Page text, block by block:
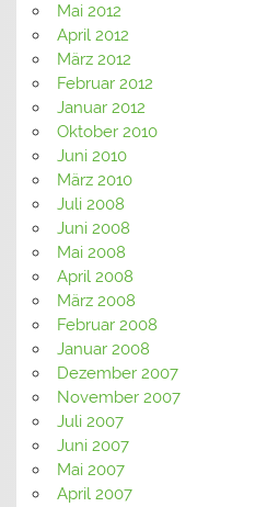
Mai 2012
April 2012
März 2012
Februar 2012
Januar 2012
Oktober 2010
Juni 2010
März 2010
Juli 2008
Juni 2008
Mai 2008
April 2008
März 2008
Februar 2008
Januar 2008
Dezember 2007
November 2007
Juli 2007
Juni 2007
Mai 2007
April 2007